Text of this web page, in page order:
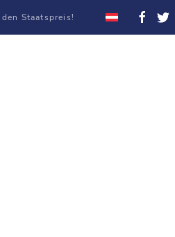
Staatspreis!